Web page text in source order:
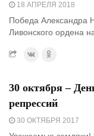
18 АПРЕЛЯ 2018
Победа Александра
Ливонского ордена
30 октября –
репрессий
30 ОКТЯБРЯ 2017